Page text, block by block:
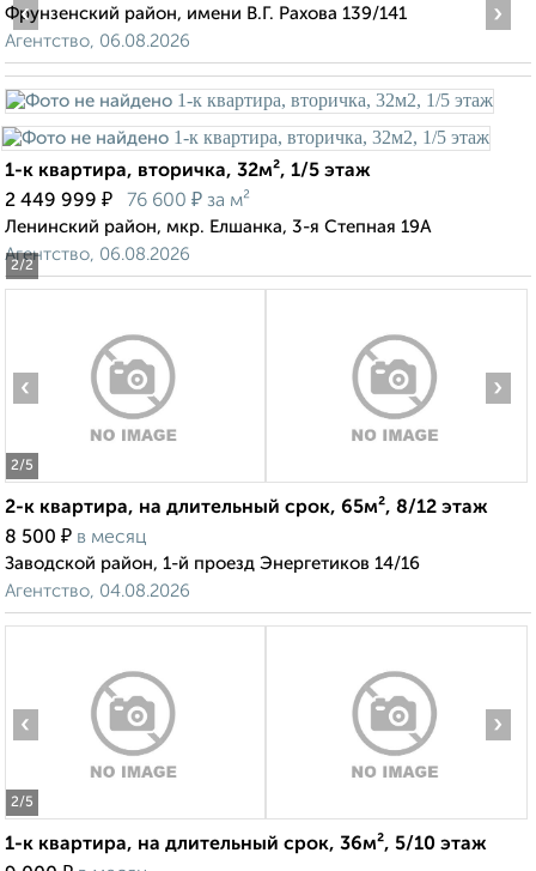
Фрунзенский район, имени В.Г. Рахова 139/141
Агентство, 06.08.2026
2/2
‹ ›
1-к квартира, вторичка, 32м², 1/5 этаж
2 449 999 ₽ 76 600 ₽ за м²
Ленинский район, мкр. Елшанка, 3-я Степная 19А
Агентство, 06.08.2026
2/5
‹ ›
2-к квартира, на длительный срок, 65м², 8/12 этаж
8 500 ₽ в месяц
Заводской район, 1-й проезд Энергетиков 14/16
Агентство, 04.08.2026
2/5
‹ ›
1-к квартира, на длительный срок, 36м², 5/10 этаж